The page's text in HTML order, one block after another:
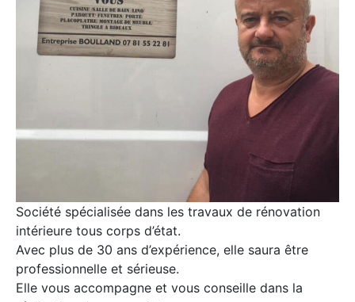
Société spécialisée dans les travaux de rénovation
intérieure tous corps d’état.
Avec plus de 30 ans d’expérience, elle saura être
professionnelle et sérieuse.
Elle vous accompagne et vous conseille dans la